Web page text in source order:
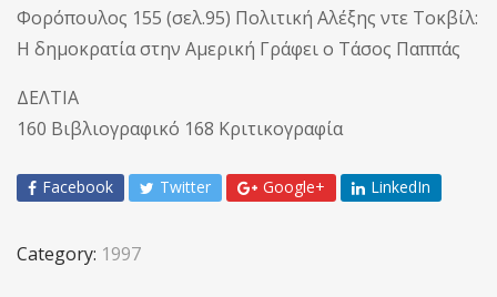
Φορόπουλος 155 (σελ.95) Πολιτική Αλέξης ντε Τοκβίλ:
Η δημοκρατία στην Αμερική Γράφει ο Τάσος Παππάς
ΔΕΛΤΙΑ
160 Βιβλιογραφικό 168 Κριτικογραφία
Facebook Twitter Google+ LinkedIn
Category: 1997